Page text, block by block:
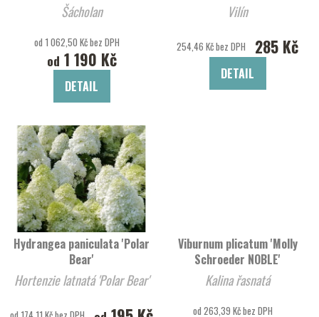
Šácholan
od 1 062,50 Kč bez DPH
od 1 190 Kč
DETAIL
Vilín
254,46 Kč bez DPH 285 Kč
DETAIL
Hydrangea paniculata 'Polar
Bear'
Hortenzie latnatá 'Polar Bear'
Viburnum plicatum 'Molly
Schroeder NOBLE'
Kalina řasnatá
od 263,39 Kč bez DPH